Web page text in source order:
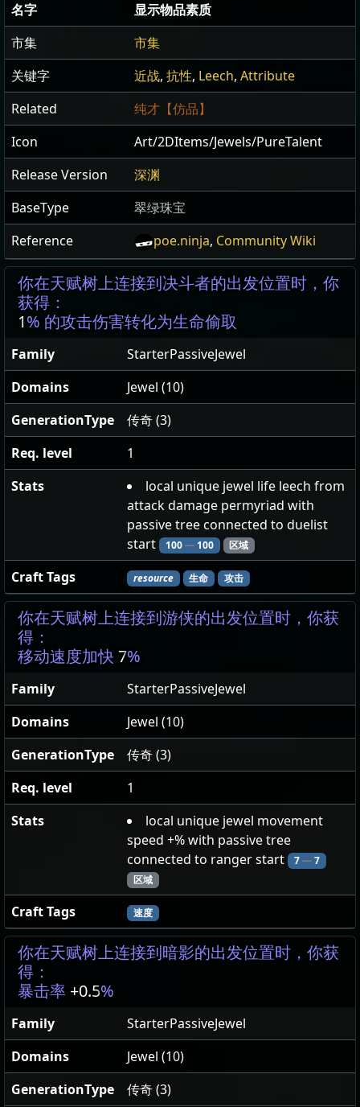
名字
显示物品素质
市集
市集
关键字
近战, 抗性, Leech, Attribute
Related
纯才【仿品】
Icon
Art/2DItems/Jewels/PureTalent
Release Version
深渊
BaseType
翠绿珠宝
Reference
poe.ninja, Community Wiki
你在天赋树上连接到决斗者的出发位置时，你
获得：
1% 的攻击伤害转化为生命偷取
Family
StarterPassiveJewel
Domains
Jewel (10)
GenerationType
传奇 (3)
Req. level
1
Stats
local unique jewel life leech from
attack damage permyriad with
passive tree connected to duelist
start
100—100 区域
Craft Tags resource 生命 攻击
你在天赋树上连接到游侠的出发位置时，你获
得：
移动速度加快 7%
Family
StarterPassiveJewel
Domains
Jewel (10)
GenerationType
传奇 (3)
Req. level
1
Stats
local unique jewel movement
speed +% with passive tree
connected to ranger start
7—7
区域
Craft Tags 速度
你在天赋树上连接到暗影的出发位置时，你获
得：
暴击率 +0.5%
Family
StarterPassiveJewel
Domains
Jewel (10)
GenerationType
传奇 (3)